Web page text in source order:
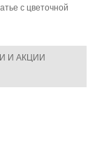
с цветочной
И АКЦИИ